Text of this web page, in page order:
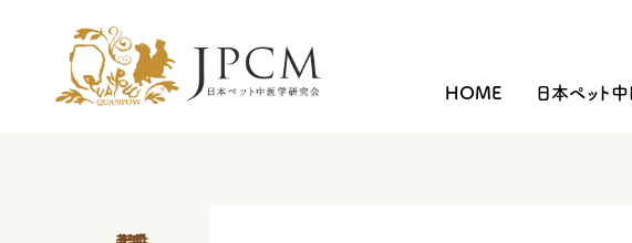
HOME 日本ペット